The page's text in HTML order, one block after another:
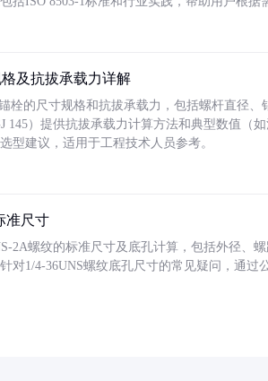
及抗拔承载力详解
栓的尺寸规格和抗拔承载力，包括螺杆直径
145）提供抗拔承载力计算方法和典型数值（
型建议，适用于工程技术人员参考。
准尺寸
2A螺纹的标准尺寸及底孔计算，包括外径、
针对1/4-36UNS螺纹底孔尺寸的常见疑问，通